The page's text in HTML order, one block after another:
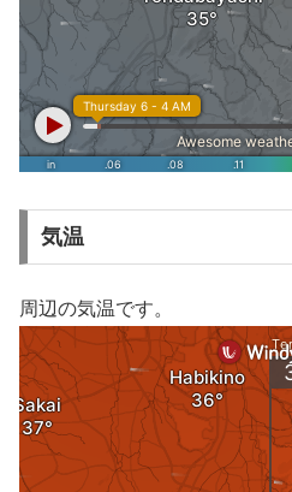
気温
周辺の気温です。